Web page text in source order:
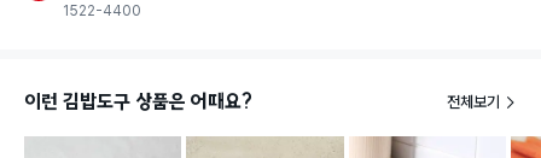
1522-4400
이런 김밥도구 상품은 어때요? 전체보기